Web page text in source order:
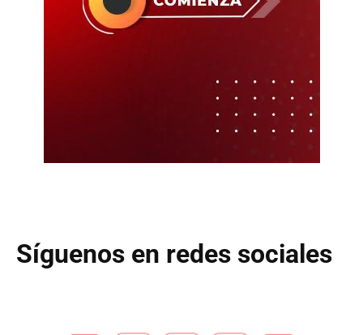
Síguenos en redes sociales